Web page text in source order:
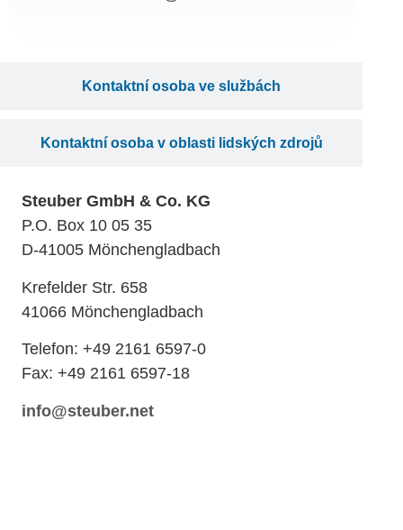
Kontaktní osoba ve službách
Kontaktní osoba v oblasti lidských zdrojů
Steuber GmbH & Co. KG
P.O. Box 10 05 35
D-41005 Mönchengladbach
Krefelder Str. 658
41066 Mönchengladbach
Telefon: +49 2161 6597-0
Fax: +49 2161 6597-18
info@steuber.net